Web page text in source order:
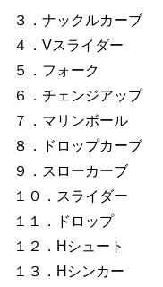
３．ナックルカーブ
４．Vスライダー
５．フォーク
６．チェンジアップ
７．マリンボール
８．ドロップカーブ
９．スローカーブ
１０．スライダー
１１．ドロップ
１２．Hシュート
１３．Hシンカー